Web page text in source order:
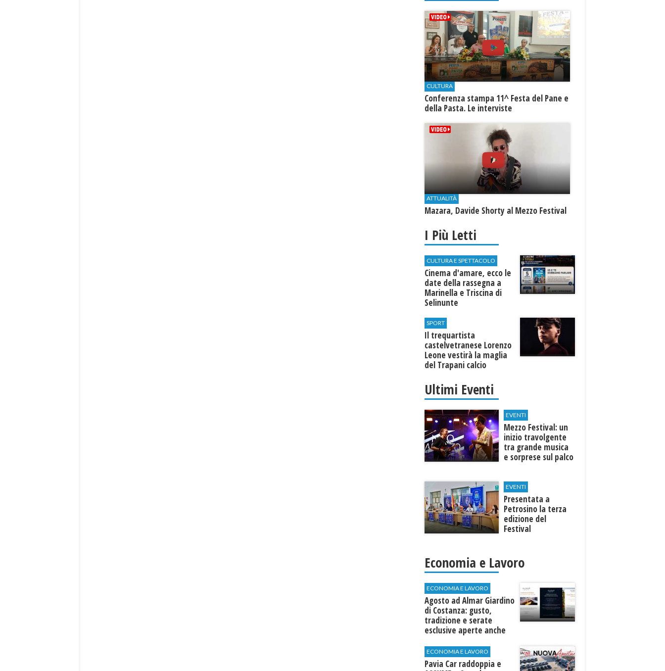
CULTURA
Conferenza stampa 11^ Festa del Pane e
della Pasta. Le interviste
ATTUALITÀ
Mazara, Davide Shorty al Mezzo Festival
I Più Letti
CULTURA E SPETTACOLO
Cinema d'amare, ecco le
date della rassegna a
Marinella e Triscina di
Selinunte
SPORT
Il trequartista
castelvetranese Lorenzo
Leone vestirà la maglia
del Trapani calcio
Ultimi Eventi
EVENTI
Mezzo Festival: un
inizio travolgente
tra grande musica
e sorprese sul palco
EVENTI
Presentata a
Petrosino la terza
edizione del
Festival
"Voci dal
Mediterraneo"
Economia e Lavoro
ECONOMIA E LAVORO
Agosto ad Almar Giardino
di Costanza: gusto,
tradizione e serate
esclusive aperte anche
ECONOMIA E LAVORO
Pavia Car raddoppia e